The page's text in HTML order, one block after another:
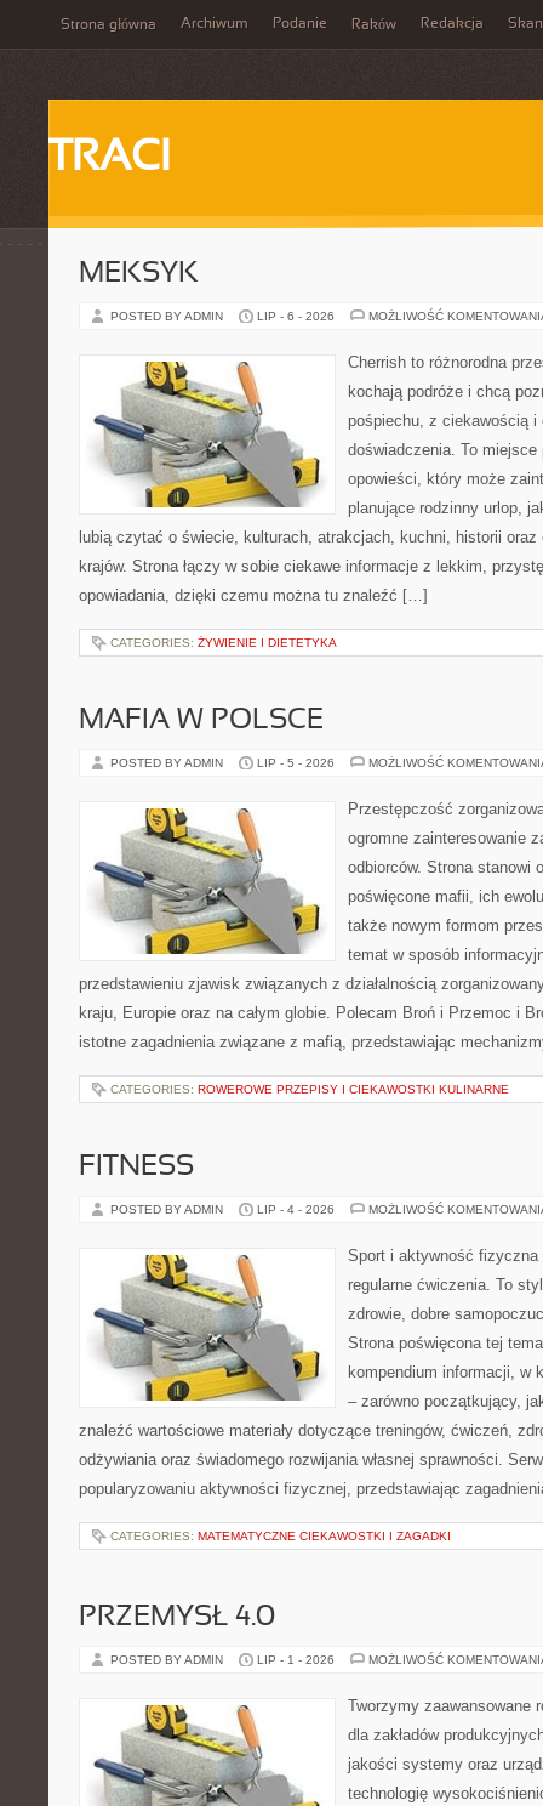
Strona główna Archiwum Podanie Raków Redakcja
TRACI
MEKSYK
POSTED BY ADMIN LIP - 6 - 2026 MOŻLIWOŚĆ
Cherrish to różnorodna
kochają podróże i chcą
pośpiechu, z ciekawością i
doświadczenia. To miejsce
opowieści, który może
planujące rodzinny urlop,
lubią czytać o świecie, kulturach, atrakcjach, kuchni, historii
krajów. Strona łączy w sobie ciekawe informacje z lekkim,
opowiadania, dzięki czemu można tu znaleźć […]
CATEGORIES: ŻYWIENIE I DIETETYKA
MAFIA W POLSCE
POSTED BY ADMIN LIP - 5 - 2026 MOŻLIWOŚĆ
Przestępczość
ogromne zainteresowanie
odbiorców. Strona stanowi
poświęcone mafii, ich
także nowym formom
temat w sposób
przedstawieniu zjawisk związanych z działalnością
kraju, Europie oraz na całym globie. Polecam Broń i Przemoc i
istotne zagadnienia związane z mafią, przedstawiając
CATEGORIES: ROWEROWE PRZEPISY I CIEKAWOSTKI KULINARNE
FITNESS
POSTED BY ADMIN LIP - 4 - 2026 MOŻLIWOŚĆ
Sport i aktywność
regularne ćwiczenia. To
zdrowie, dobre
Strona poświęcona tej
kompendium informacji, w
– zarówno początkujący,
znaleźć wartościowe materiały dotyczące treningów, ćwiczeń,
odżywiania oraz świadomego rozwijania własnej sprawności.
popularyzowaniu aktywności fizycznej, przedstawiając
CATEGORIES: MATEMATYCZNE CIEKAWOSTKI I ZAGADKI
PRZEMYSŁ 4.0
POSTED BY ADMIN LIP - 1 - 2026 MOŻLIWOŚĆ
Tworzymy zaawansowane
dla zakładów
jakości systemy oraz
technologię